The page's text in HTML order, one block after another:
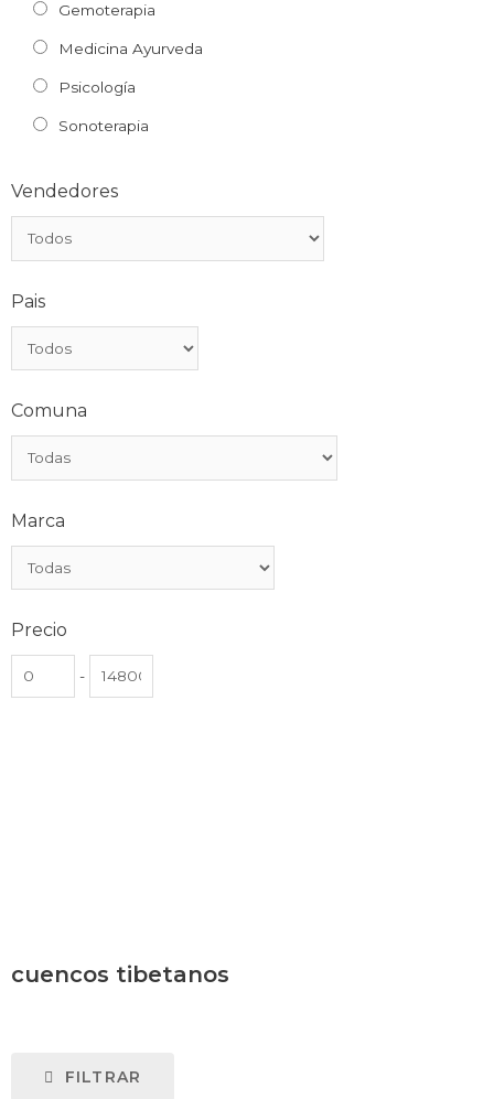
Gemoterapia
Medicina Ayurveda
Psicología
Sonoterapia
Vendedores
Pais
Comuna
Marca
Precio
-
cuencos tibetanos
FILTRAR